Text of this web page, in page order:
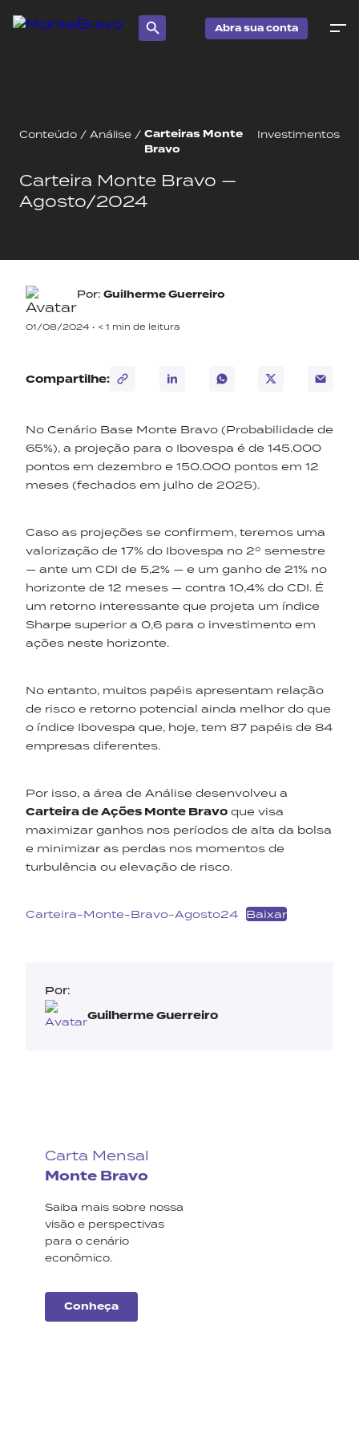
Abra sua conta
Conteúdo / Análise / Carteiras Monte
Bravo
Investimentos
Carteira Monte Bravo —
Agosto/2024
Por: Guilherme Guerreiro
01/08/2024 • < 1 min de leitura
Compartilhe:
No Cenário Base Monte Bravo (Probabilidade de
65%), a projeção para o Ibovespa é de 145.000
pontos em dezembro e 150.000 pontos em 12
meses (fechados em julho de 2025).
Caso as projeções se confirmem, teremos uma
valorização de 17% do Ibovespa no 2º semestre
— ante um CDI de 5,2% — e um ganho de 21% no
horizonte de 12 meses — contra 10,4% do CDI. É
um retorno interessante que projeta um índice
Sharpe superior a 0,6 para o investimento em
ações neste horizonte.
No entanto, muitos papéis apresentam relação
de risco e retorno potencial ainda melhor do que
o índice Ibovespa que, hoje, tem 87 papéis de 84
empresas diferentes.
Por isso, a área de Análise desenvolveu a
Carteira de Ações Monte Bravo que visa
maximizar ganhos nos períodos de alta da bolsa
e minimizar as perdas nos momentos de
turbulência ou elevação de risco.
Carteira-Monte-Bravo-Agosto24 Baixar
Por:
Guilherme Guerreiro
Carta Mensal
Monte Bravo
Saiba mais sobre nossa
visão e perspectivas
para o cenário
econômico.
Conheça